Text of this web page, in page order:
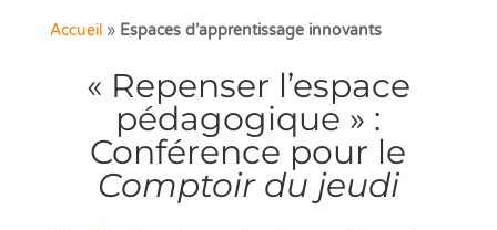
Accueil» Espaces d’apprentissage innovants
« Repenser l’espace
pédagogique » :
Conférence pour le
Comptoir du jeudi